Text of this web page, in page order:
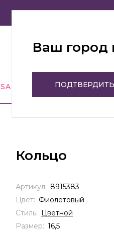
SALE
Кольцо
Артикул: 8915383
Цвет: Фиолетовый
Стиль: Цветной
Размер: 16,5
Ваш город
ПОДТВЕРДИТЬ